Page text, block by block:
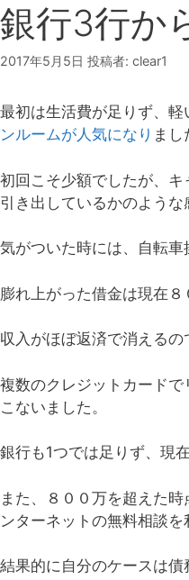
銀行3行か
2017年5月5日 投稿者: clear1
最初は生活費が足りず、
ンルームが人気になり まし
初回こそ少額でしたが、
引き出しているかのような
気がついた時には、自転車
膨れ上がった借金は現在８
収入がほぼ返済で消えるの
複数のクレジットカード
こないました。
銀行も1つでは足りず、現
また、８００万を超えた
ンターネットの無料相談
結果的に自分のケースは債